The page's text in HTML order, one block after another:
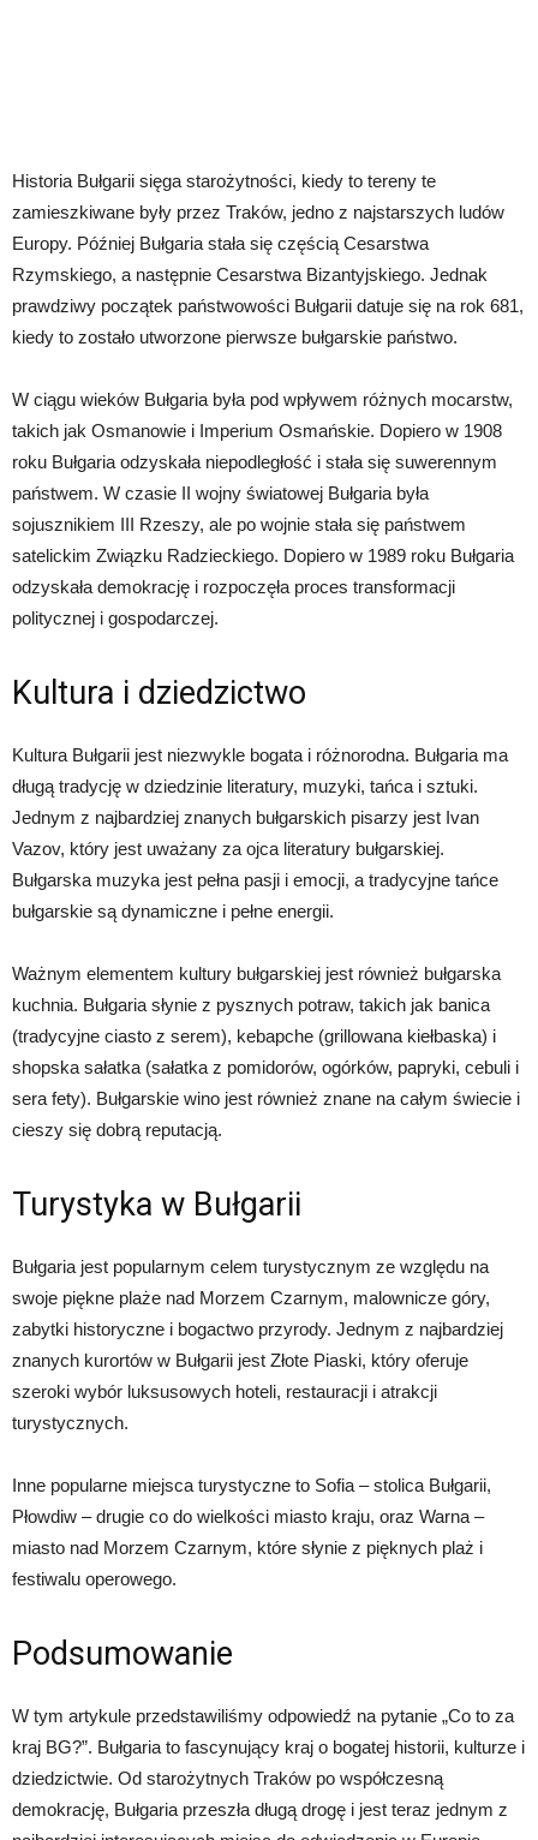
Historia Bułgarii sięga starożytności, kiedy to tereny te
zamieszkiwane były przez Traków, jedno z najstarszych ludów
Europy. Później Bułgaria stała się częścią Cesarstwa
Rzymskiego, a następnie Cesarstwa Bizantyjskiego. Jednak
prawdziwy początek państwowości Bułgarii datuje się na rok 681,
kiedy to zostało utworzone pierwsze bułgarskie państwo.
W ciągu wieków Bułgaria była pod wpływem różnych mocarstw,
takich jak Osmanowie i Imperium Osmańskie. Dopiero w 1908
roku Bułgaria odzyskała niepodległość i stała się suwerennym
państwem. W czasie II wojny światowej Bułgaria była
sojusznikiem III Rzeszy, ale po wojnie stała się państwem
satelickim Związku Radzieckiego. Dopiero w 1989 roku Bułgaria
odzyskała demokrację i rozpoczęła proces transformacji
politycznej i gospodarczej.
Kultura i dziedzictwo
Kultura Bułgarii jest niezwykle bogata i różnorodna. Bułgaria ma
długą tradycję w dziedzinie literatury, muzyki, tańca i sztuki.
Jednym z najbardziej znanych bułgarskich pisarzy jest Ivan
Vazov, który jest uważany za ojca literatury bułgarskiej.
Bułgarska muzyka jest pełna pasji i emocji, a tradycyjne tańce
bułgarskie są dynamiczne i pełne energii.
Ważnym elementem kultury bułgarskiej jest również bułgarska
kuchnia. Bułgaria słynie z pysznych potraw, takich jak banica
(tradycyjne ciasto z serem), kebapche (grillowana kiełbaska) i
shopska sałatka (sałatka z pomidorów, ogórków, papryki, cebuli i
sera fety). Bułgarskie wino jest również znane na całym świecie i
cieszy się dobrą reputacją.
Turystyka w Bułgarii
Bułgaria jest popularnym celem turystycznym ze względu na
swoje piękne plaże nad Morzem Czarnym, malownicze góry,
zabytki historyczne i bogactwo przyrody. Jednym z najbardziej
znanych kurortów w Bułgarii jest Złote Piaski, który oferuje
szeroki wybór luksusowych hoteli, restauracji i atrakcji
turystycznych.
Inne popularne miejsca turystyczne to Sofia – stolica Bułgarii,
Płowdiw – drugie co do wielkości miasto kraju, oraz Warna –
miasto nad Morzem Czarnym, które słynie z pięknych plaż i
festiwalu operowego.
Podsumowanie
W tym artykule przedstawiliśmy odpowiedź na pytanie „Co to za
kraj BG?”. Bułgaria to fascynujący kraj o bogatej historii, kulturze i
dziedzictwie. Od starożytnych Traków po współczesną
demokrację, Bułgaria przeszła długą drogę i jest teraz jednym z